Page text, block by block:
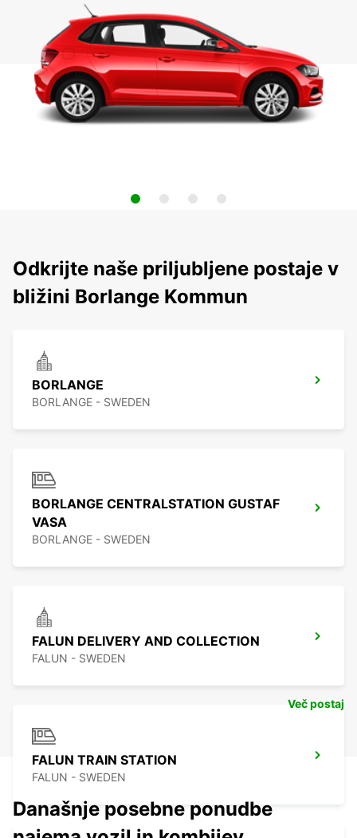
Odkrijte naše priljubljene postaje v
bližini Borlange Kommun
BORLANGE
BORLANGE - SWEDEN
BORLANGE CENTRALSTATION GUSTAF
VASA
BORLANGE - SWEDEN
FALUN DELIVERY AND COLLECTION
FALUN - SWEDEN
FALUN TRAIN STATION
FALUN - SWEDEN
Več postaj
Današnje posebne ponudbe